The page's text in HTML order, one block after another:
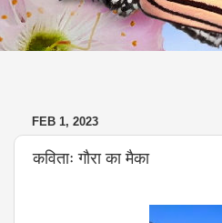
FEB 1, 2023
कविताः गौरा का मैका